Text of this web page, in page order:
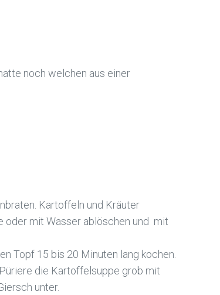
noch welchen aus einer
Kartoffeln und Kräuter
oder mit Wasser ablöschen und mit
Topf 15 bis 20 Minuten lang kochen.
die Kartoffelsuppe grob mit
unter.